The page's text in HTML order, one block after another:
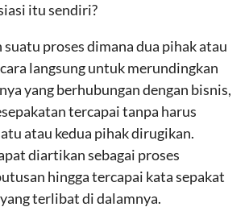
itu sendiri?
suatu proses dimana dua pihak atau
langsung untuk merundingkan
yang berhubungan dengan bisnis,
tercapai tanpa harus
atau kedua pihak dirugikan.
diartikan sebagai proses
hingga tercapai kata sepakat
terlibat di dalamnya.